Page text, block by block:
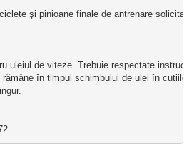
şi pinioane finale de antrenare
uleiul de viteze. Trebuie respectate
rămâne în timpul schimbului de ulei în